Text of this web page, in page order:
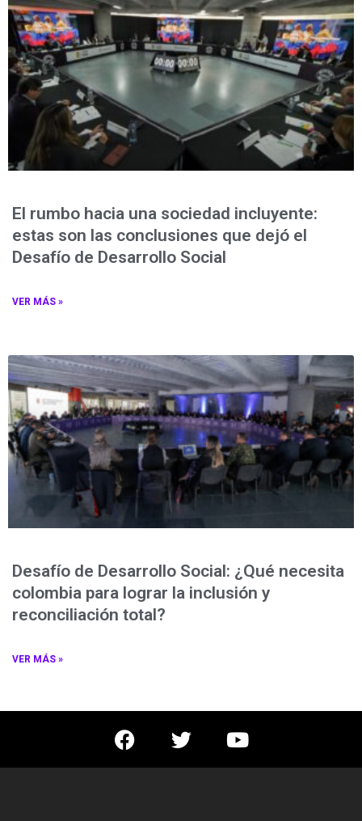
El rumbo hacia una sociedad incluyente:
estas son las conclusiones que dejó el
Desafío de Desarrollo Social
VER MÁS »
Desafío de Desarrollo Social: ¿Qué necesita
colombia para lograr la inclusión y
reconciliación total?
VER MÁS »
F
a
c
T
w
i
Y
o
u